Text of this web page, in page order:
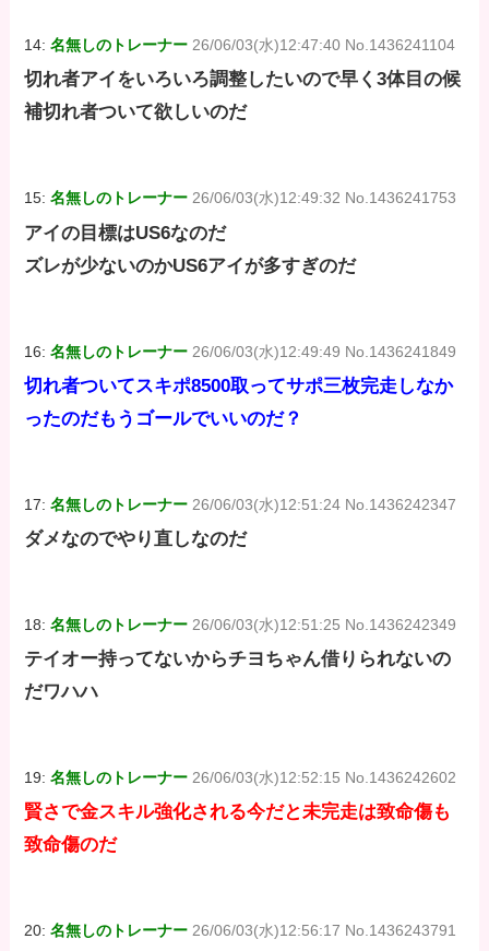
14:名無しのトレーナー 26/06/03(水)12:47:40 No.1436241104
切れ者アイをいろいろ調整したいので早く3体目の候
補切れ者ついて欲しいのだ
15:名無しのトレーナー 26/06/03(水)12:49:32 No.1436241753
アイの目標はUS6なのだ
ズレが少ないのかUS6アイが多すぎのだ
16:名無しのトレーナー 26/06/03(水)12:49:49 No.1436241849
切れ者ついてスキポ8500取ってサポ三枚完走しなか
ったのだもうゴールでいいのだ？
17:名無しのトレーナー 26/06/03(水)12:51:24 No.1436242347
ダメなのでやり直しなのだ
18:名無しのトレーナー 26/06/03(水)12:51:25 No.1436242349
テイオー持ってないからチヨちゃん借りられないの
だワハハ
19:名無しのトレーナー 26/06/03(水)12:52:15 No.1436242602
賢さで金スキル強化される今だと未完走は致命傷も
致命傷のだ
20:名無しのトレーナー 26/06/03(水)12:56:17 No.1436243791